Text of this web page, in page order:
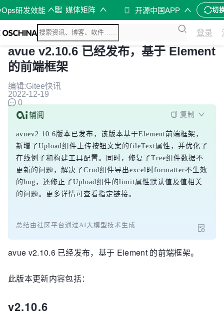
研发效能 媒体矩阵 开源中国APP 切
登录
avue v2.10.6 已经发布，基于 Element
的前端框架
编辑:Gitee快讯
2022-12-19
0
复制
avuev2.10.6版本已发布，该版本基于Element前端框架，
新增了Upload组件上传按钮文案的fileText属性，并优化了
在线例子和构建工具配置。同时，修复了Tree组件数据不
更新的问题，解决了Crud组件导出excel时formatter不生效
的bug，还修正了Upload组件的limit属性默认值及值相关
的问题。更多详情可查看指定链接。
总结由社区平台通过AI大模型技术生成
avue v2.10.6 已经发布，基于 Element 的前端框架。
此版本更新内容包括：
v2.10.6